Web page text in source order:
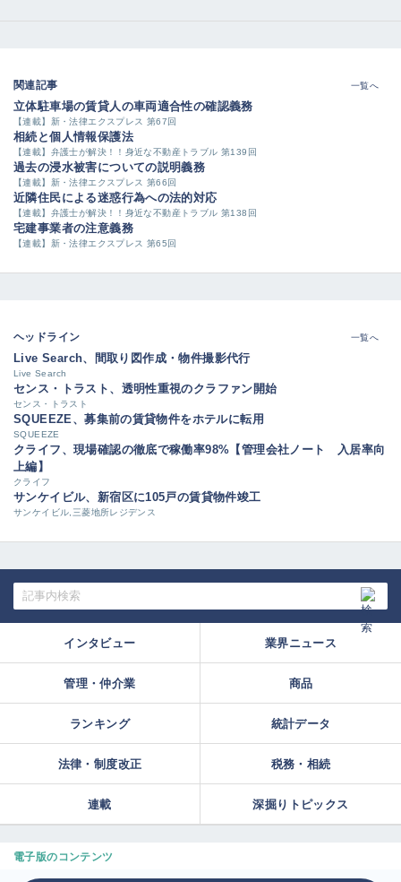
関連記事 一覧へ
立体駐車場の賃貸人の車両適合性の確認義務
【連載】新・法律エクスプレス 第67回
相続と個人情報保護法
【連載】弁護士が解決！！身近な不動産トラブル 第139回
過去の浸水被害についての説明義務
【連載】新・法律エクスプレス 第66回
近隣住民による迷惑行為への法的対応
【連載】弁護士が解決！！身近な不動産トラブル 第138回
宅建事業者の注意義務
【連載】新・法律エクスプレス 第65回
ヘッドライン 一覧へ
Live Search、間取り図作成・物件撮影代行
Live Search
センス・トラスト、透明性重視のクラファン開始
センス・トラスト
SQUEEZE、募集前の賃貸物件をホテルに転用
SQUEEZE
クライフ、現場確認の徹底で稼働率98%【管理会社ノート 入居率向
上編】
クライフ
サンケイビル、新宿区に105戸の賃貸物件竣工
サンケイビル,三菱地所レジデンス
インタビュー 業界ニュース
管理・仲介業 商品
ランキング 統計データ
法律・制度改正 税務・相続
連載 深掘りトピックス
電子版のコンテンツ